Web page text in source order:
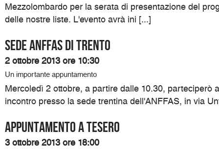
Mezzolombardo per la serata di presentazione del
delle nostre liste. L'evento avrà ini [...]
Sede ANFFAS di Trento
2 ottobre 2013 ore 10:30
Un importante appuntamento
Mercoledì 2 ottobre, a partire dalle 10.30, parteciperò
incontro presso la sede trentina dell'ANFFAS, in via
Appuntamento a Tesero
3 ottobre 2013 ore 18:00